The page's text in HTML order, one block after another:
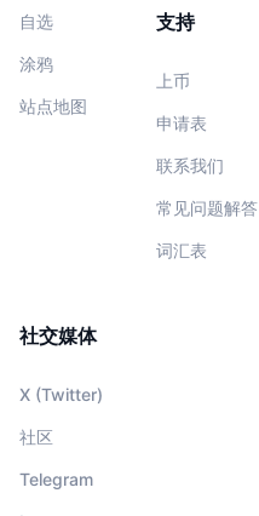
自选
涂鸦
站点地图
支持
上币
申请表
联系我们
常见问题解答
词汇表
社交媒体
X (Twitter)
社区
Telegram